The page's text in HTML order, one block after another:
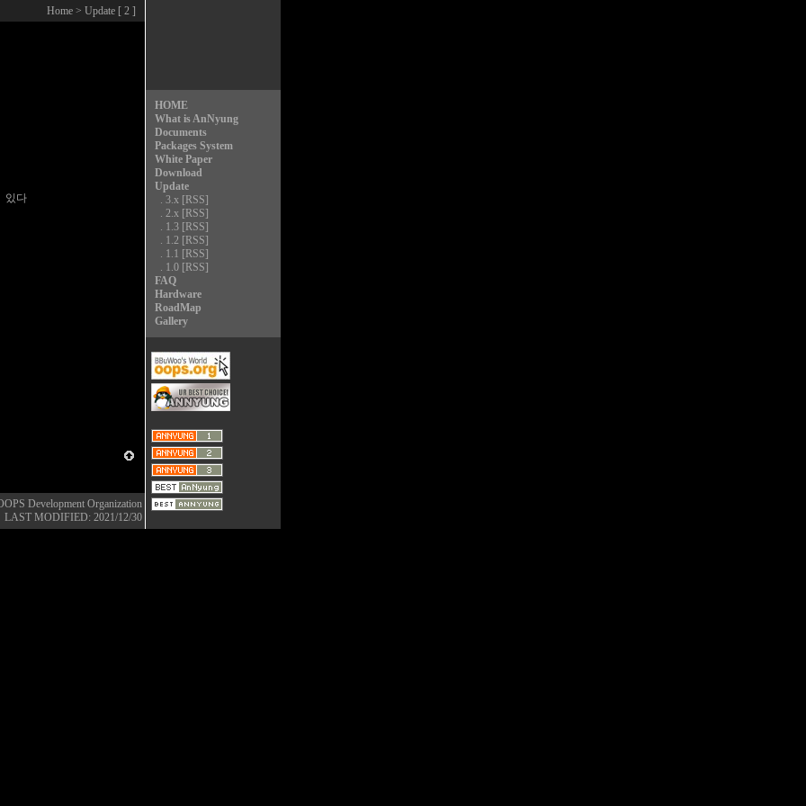
Home > Update [ 2 ]
HOME
What is AnNyung
Documents
Packages System
White Paper
Download
Update
. 3.x [RSS]
. 2.x [RSS]
. 1.3 [RSS]
. 1.2 [RSS]
. 1.1 [RSS]
. 1.0 [RSS]
FAQ
Hardware
RoadMap
Gallery
있다
Development Organization
LAST MODIFIED: 2021/12/30